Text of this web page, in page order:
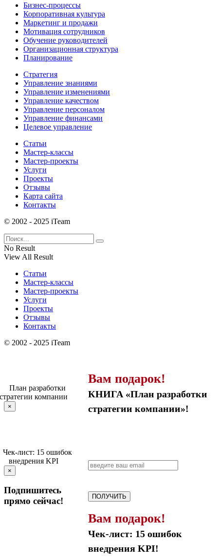
Бизнес-процессы
Корпоративная культура
Маркетинг и продажи
Мотивация сотрудников
Обучение руководителей
Организационная структура
Планирование
Стратегия
Управление знаниями
Управление изменениями
Управление качеством
Управление персоналом
Управление финансами
Целевое управление
Статьи
Мастер-классы
Мастер-проекты
Услуги
Проекты
Отзывы
Карта сайта
Контакты
© 2002 - 2025 iTeam
No Result
View All Result
Статьи
Мастер-классы
Мастер-проекты
Услуги
Проекты
Отзывы
Контакты
© 2002 - 2025 iTeam
Вам подарок!
КНИГА «План разработки
стратегии компании»!
ПОЛУЧИТЬ
×
Вам подарок!
Чек-лист: 15 ошибок
внедрения KPI!
×
Подпишитесь
прямо сейчас!